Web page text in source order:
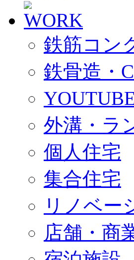
鉄筋コン
鉄骨造・
外溝・ラ
個人住宅
集合住宅
リノベー
店舗・商